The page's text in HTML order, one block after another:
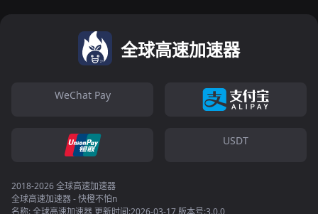
全球高速加速器
WeChat Pay
USDT
2018-2026 全球高速加速器
全球高速加速器 - 快橙不怕n
名称: 全球高速加速器 更新时间:2026-03-17 版本号:3.0.0